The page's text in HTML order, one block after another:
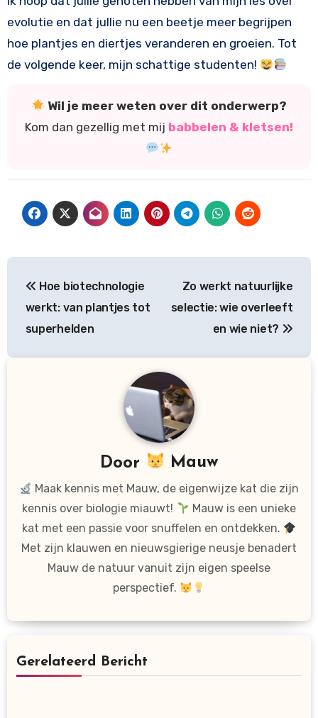
evolutie en dat jullie nu een beetje meer begrijpen
hoe plantjes en diertjes veranderen en groeien. Tot
de volgende keer, mijn schattige studenten!
Wil je meer weten over dit onderwerp?
Kom dan gezellig met mij babbelen & kletsen!
navigatie
Hoe biotechnologie
werkt: van plantjes tot
superhelden
Zo werkt natuurlijke
selectie: wie overleeft
en wie niet?
Door Mauw
Maak kennis met Mauw, de eigenwijze kat die zijn
kennis over biologie miauwt!
Mauw is een unieke
kat met een passie voor snuffelen en ontdekken.
Met zijn klauwen en nieuwsgierige neusje benadert
Mauw de natuur vanuit zijn eigen speelse
perspectief.
Gerelateerd Bericht